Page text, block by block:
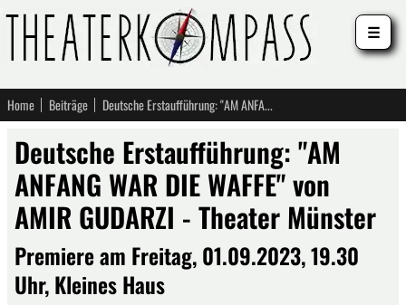
Home Beiträge Deutsche Erstaufführung: "AM ANFANG WAR DIE WAFFE" von AMIR GUDARZI - Theater Münster
Deutsche Erstaufführung: "AM
ANFANG WAR DIE WAFFE" von
AMIR GUDARZI - Theater Münster
Premiere am Freitag, 01.09.2023, 19.30
Uhr, Kleines Haus
☰